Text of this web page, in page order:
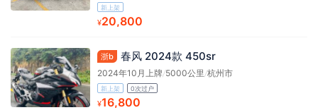
新上架
¥20,800
浙b 春风 2024款 450sr
2024年10月上牌/5000公里 /杭州市
新上架 0次过户
¥16,800